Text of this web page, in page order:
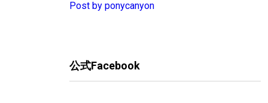
Post by ponycanyon
公式Facebook